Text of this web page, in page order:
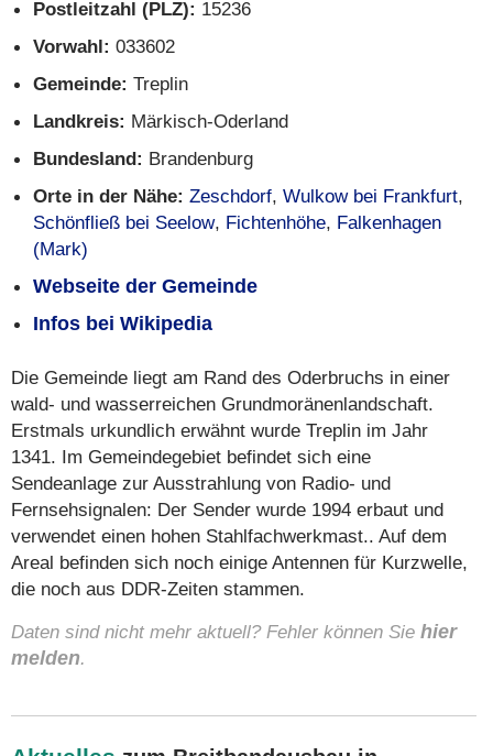
Postleitzahl (PLZ): 15236
Vorwahl: 033602
Gemeinde: Treplin
Landkreis: Märkisch-Oderland
Bundesland: Brandenburg
Orte in der Nähe: Zeschdorf, Wulkow bei Frankfurt,
Schönfließ bei Seelow, Fichtenhöhe, Falkenhagen
(Mark)
Webseite der Gemeinde
Infos bei Wikipedia
Die Gemeinde liegt am Rand des Oderbruchs in einer
wald- und wasserreichen Grundmoränenlandschaft.
Erstmals urkundlich erwähnt wurde Treplin im Jahr
1341. Im Gemeindegebiet befindet sich eine
Sendeanlage zur Ausstrahlung von Radio- und
Fernsehsignalen: Der Sender wurde 1994 erbaut und
verwendet einen hohen Stahlfachwerkmast.. Auf dem
Areal befinden sich noch einige Antennen für Kurzwelle,
die noch aus DDR-Zeiten stammen.
Daten sind nicht mehr aktuell? Fehler können Sie hier
melden.